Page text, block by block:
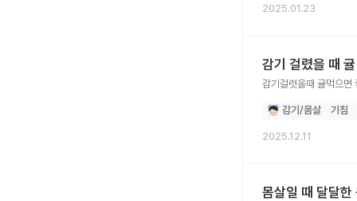
2025.01.23
감기 걸렸을 때
감기걸렷을때 귤먹으면
감기/몸살 기침
2025.12.11
몸살일 때 달달